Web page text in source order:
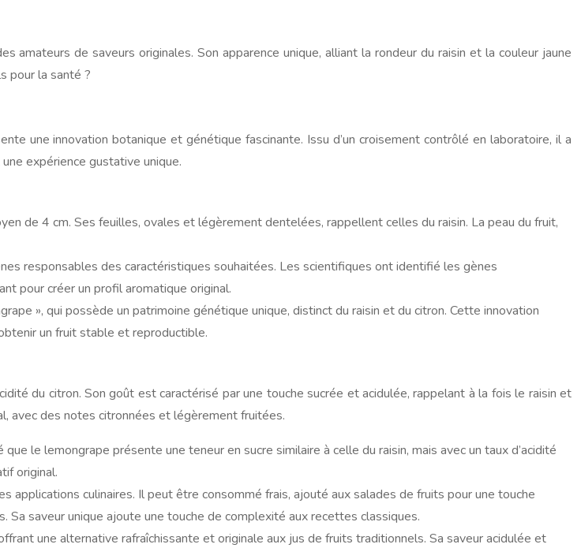
de saveurs originales. Son apparence unique, alliant la rondeur du raisin et la couleur jaune
pour la santé ?
une innovation botanique et génétique fascinante. Issu d’un croisement contrôlé en laboratoire, il a
expérience gustative unique.
de 4 cm. Ses feuilles, ovales et légèrement dentelées, rappellent celles du raisin. La peau du fruit,
responsables des caractéristiques souhaitées. Les scientifiques ont identifié les gènes
pour créer un profil aromatique original.
», qui possède un patrimoine génétique unique, distinct du raisin et du citron. Cette innovation
un fruit stable et reproductible.
du citron. Son goût est caractérisé par une touche sucrée et acidulée, rappelant à la fois le raisin et
avec des notes citronnées et légèrement fruitées.
le lemongrape présente une teneur en sucre similaire à celle du raisin, mais avec un taux d’acidité
original.
culinaires. Il peut être consommé frais, ajouté aux salades de fruits pour une touche
Sa saveur unique ajoute une touche de complexité aux recettes classiques.
une alternative rafraîchissante et originale aux jus de fruits traditionnels. Sa saveur acidulée et